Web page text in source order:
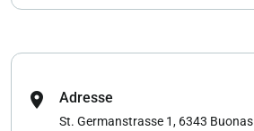
location_on Adresse
St. Germanstrasse 1, 6343 Buonas